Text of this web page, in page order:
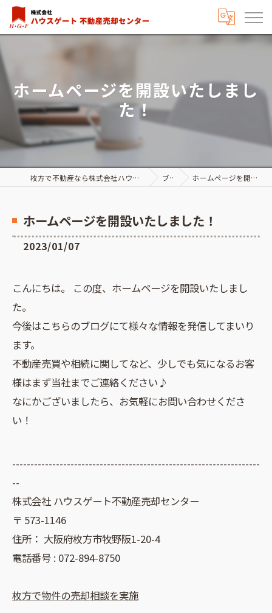
ホームページを開設いたしまし
た！
枚方で不動産なら株式会社ハウスゲート不動産売却センター ブログ ホームページを開設いたしました！
ホームページを開設いたしました！
2023/01/07
こんにちは。 この度、ホームページを開設いたしまし
た。
今後はこちらのブログにて様々な情報を発信してまいり
ます。
不動産売買や相続に関してなど、少しでも気になるお客
様はまず当社までご連絡ください♪
なにかございましたら、お気軽にお問い合わせくださ
い！
--------------------------------------------------------------------
--
株式会社 ハウスゲート不動産売却センター
〒 573-1146
住所： 大阪府枚方市牧野阪1-20-4
電話番号 : 072-894-8750
枚方で物件の売却相談を実施